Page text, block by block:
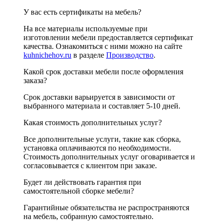
У вас есть сертификаты на мебель?
На все материалы используемые при
изготовлении мебели предоставляется сертификат
качества. Ознакомиться с ними можно на сайте
kuhnichehov.ru в разделе Производство.
Какой срок доставки мебели после оформления
заказа?
Срок доставки варьируется в зависимости от
выбранного материала и составляет 5-10 дней.
Какая стоимость дополнительных услуг?
Все дополнительные услуги, такие как сборка,
установка оплачиваются по необходимости.
Стоимость дополнительных услуг оговаривается и
согласовывается с клиентом при заказе.
Будет ли действовать гарантия при
самостоятельной сборке мебели?
Гарантийные обязательства не распространяются
на мебель, собранную самостоятельно.